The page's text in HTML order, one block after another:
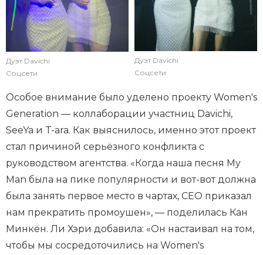
Дуэт Davichi
Соцсети
Дуэт Davichi
Соцсети
Особое внимание было уделено проекту Women's
Generation — коллаборации участниц Davichi,
SeeYa и T-ara. Как выяснилось, именно этот проект
стал причиной серьёзного конфликта с
руководством агентства. «Когда наша песня My
Man была на пике популярности и вот-вот должна
была занять первое место в чартах, CEO приказал
нам прекратить промоушен», — поделилась Кан
Минкён. Ли Хэри добавила: «Он настаивал на том,
чтобы мы сосредоточились на Women's